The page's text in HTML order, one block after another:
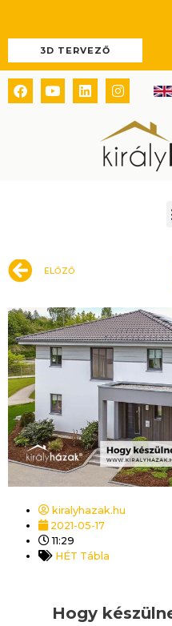
content
3D TERVEZŐ
Facebook
YoutubeLinkedin
Előző
ELŐZŐ
kiralyhazak.hu
2021-05-17
11:29
HÉT Tábla
Hogy